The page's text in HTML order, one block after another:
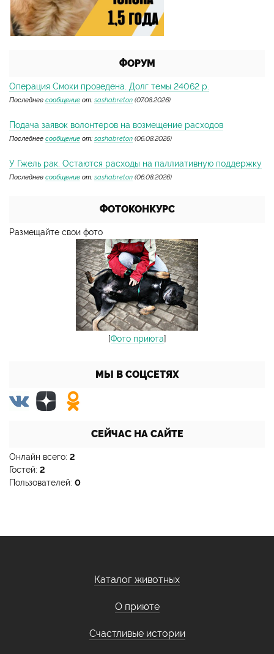
ФОРУМ
Операция Смоки проведена. Долг темы 24062 р.
Последнее сообщение от: sashabreton (07.08.2026)
Подача заявок волонтеров на возмещение расходов
Последнее сообщение от: sashabreton (06.08.2026)
У Гжель рак. Остаются расходы на паллиативную поддержку
Последнее сообщение от: sashabreton (06.08.2026)
ФОТОКОНКУРС
Размещайте свои фото
[Фото приюта]
МЫ В СОЦСЕТЯХ
СЕЙЧАС НА САЙТЕ
Онлайн всего: 2
Гостей: 2
Пользователей: 0
Каталог животных
О приюте
Счастливые истории